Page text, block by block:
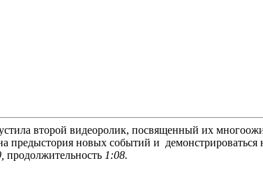
второй видеоролик, посвященный их
предыстория новых событий и
продолжительность 1:08.